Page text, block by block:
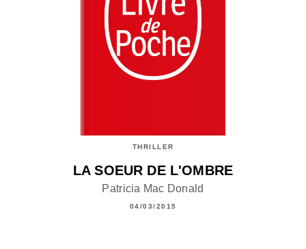
THRILLER
LA SOEUR DE L'OMBRE
Patricia Mac Donald
04/03/2015